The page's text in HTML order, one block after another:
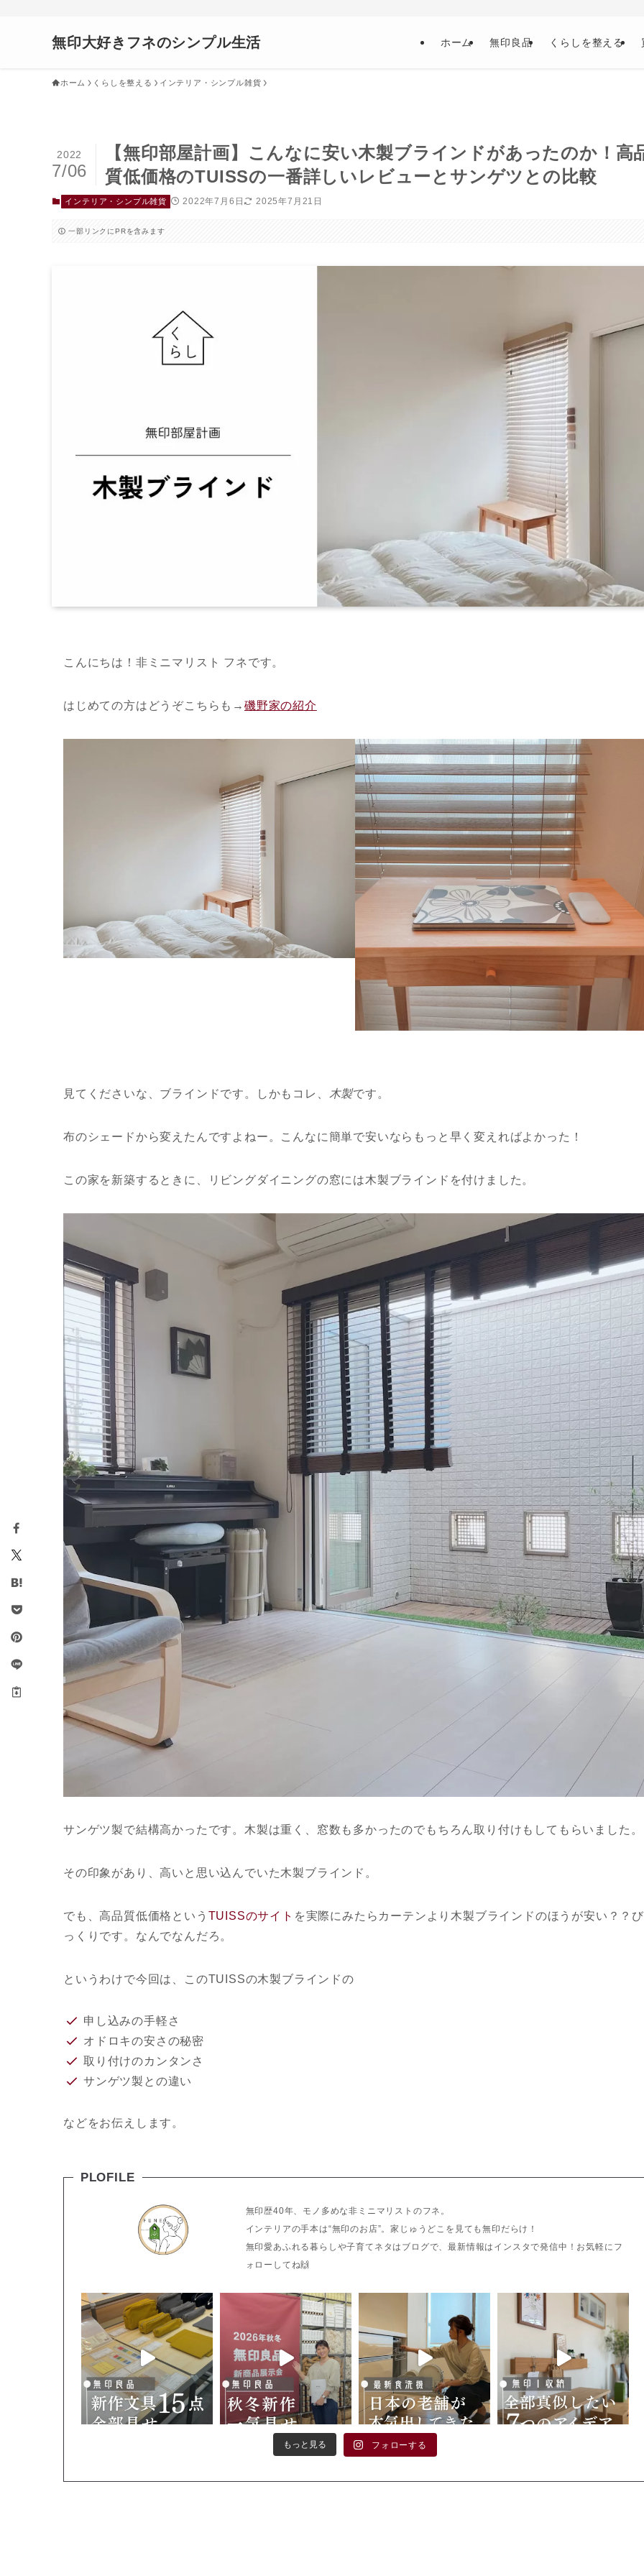
無印大好きフネのシンプル生活 ホーム 無印良品 くらしを整える
ホーム くらしを整える インテリア・シンプル雑貨
【無印部屋計画】こんなに安い木製ブラインドがあったのか！高
質低価格のTUISSの一番詳しいレビューとサンゲツとの比較
2022
7/06
インテリア・シンプル雑貨 2022年7月6日 2025年7月21日
一部リンクにPRを含みます
こんにちは！非ミニマリスト フネです。
はじめての方はどうぞこちらも →磯野家の紹介
見てくださいな、ブラインドです。しかもコレ、 木製です。
布のシェードから変えたんですよねー。こんなに簡単で安いならもっと早く変えればよかった！
この家を新築するときに、リビングダイニングの窓には木製ブラインドを付けました。
サンゲツ製で結構高かったです。木製は重く、窓数も多かったのでもちろん取り付けもしてもらいました。
その印象があり、高いと思い込んでいた木製ブラインド。
でも、高品質低価格という TUISSのサイト を実際にみたらカーテンより木製ブラインドのほうが安い？？び
っくりです。なんでなんだろ。
というわけで今回は、このTUISSの木製ブラインドの
申し込みの手軽さ
オドロキの安さの秘密
取り付けのカンタンさ
サンゲツ製との違い
などをお伝えします。
PLOFILE
無印歴40年、モノ多めな非ミニマリストのフネ。
インテリアの手本は“無印のお店”。家じゅうどこを見ても無印だらけ！
無印愛あふれる暮らしや子育てネタはブログで、最新情報はインスタで発信中！お気軽にフ
ォローしてね🙌
もっと見る フォローする